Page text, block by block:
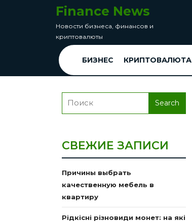
Finance News
Новости бизнеса, финансов и
криптовалюты
БИЗНЕС КРИПТОВАЛЮТА
Search
СВЕЖИЕ ЗАПИСИ
Причины выбрать
качественную мебель в
квартиру
Рідкісні різновиди монет: на які